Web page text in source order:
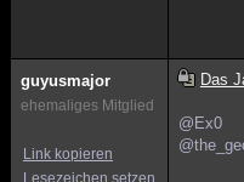
guyusmajor
ehemaliges Mitglied
Link kopieren
Lesezeichen setzen
Das
@Ex0